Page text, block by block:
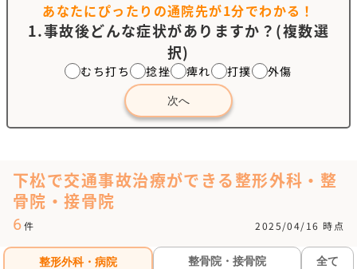
あなたにぴったりの通院先が1分でわかる！
1.事故後どんな症状がありますか？(複数選
択)
むち打ち 捻挫 痺れ 打撲 外傷
次へ
下松で交通事故治療ができる整形外科・整
骨院・接骨院
6 件 2025/04/16 時点
整形外科・病院 整骨院・接骨院 全て